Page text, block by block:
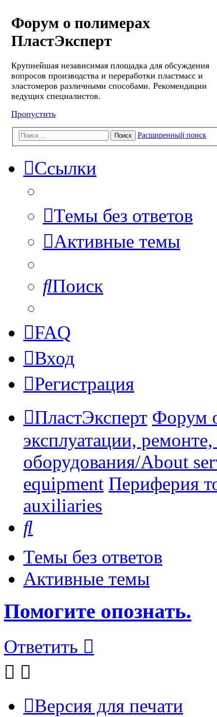
Форум о полимерах
ПластЭксперт
Крупнейшая независимая площадка для обсуждения
вопросов производства и переработки пластмасс и
эластомеров различными способами. Рекомендации
ведущих специалистов.
Пропустить
Поиск Расширенный поиск
Ссылки
Темы без ответов
Активные темы
Поиск
FAQ
Вход
Регистрация
ПластЭксперт Форум
эксплуатации,
оборудования/About
equipment Периферия
auxiliaries
Темы без ответов
Активные темы
Помогите опознать.
Ответить
Версия для печати